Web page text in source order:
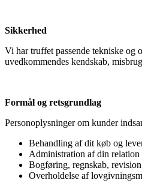
Sikkerhed
Vi har truffet passende tekniske
uvedkommendes kendskab,
Formål og retsgrundlag
Personoplysninger om kunder
Behandling af dit køb og
Administration af din relation
Bogføring, regnskab,
Overholdelse af